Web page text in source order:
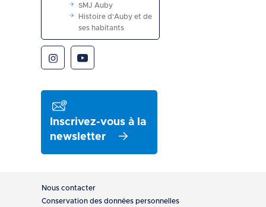
SMJ Auby
Histoire d'Auby et de
ses habitants
Inscrivez-vous à la
newsletter
de
Nous contacter
Conservation des données personnelles